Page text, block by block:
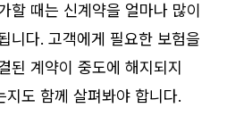
할 때는 신계약을 얼마나 많이
니다. 고객에게 필요한 보험을
된 계약이 중도에 해지되지
지도 함께 살펴봐야 합니다.